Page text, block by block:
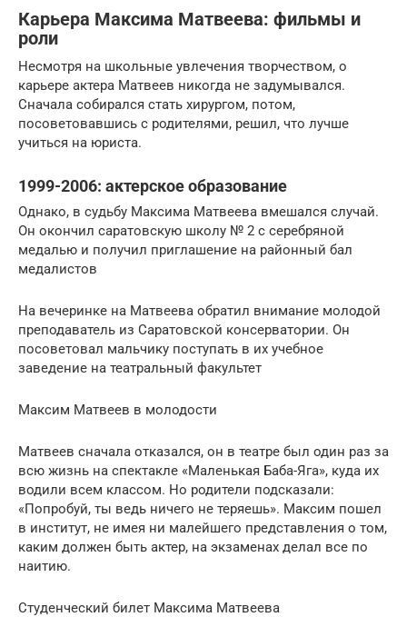
Карьера Максима Матвеева: фильмы и
роли
Несмотря на школьные увлечения творчеством, о
карьере актера Матвеев никогда не задумывался.
Сначала собирался стать хирургом, потом,
посоветовавшись с родителями, решил, что лучше
учиться на юриста.
1999-2006: актерское образование
Однако, в судьбу Максима Матвеева вмешался случай.
Он окончил саратовскую школу № 2 с серебряной
медалью и получил приглашение на районный бал
медалистов
На вечеринке на Матвеева обратил внимание молодой
преподаватель из Саратовской консерватории. Он
посоветовал мальчику поступать в их учебное
заведение на театральный факультет
Максим Матвеев в молодости
Матвеев сначала отказался, он в театре был один раз за
всю жизнь на спектакле «Маленькая Баба-Яга», куда их
водили всем классом. Но родители подсказали:
«Попробуй, ты ведь ничего не теряешь». Максим пошел
в институт, не имея ни малейшего представления о том,
каким должен быть актер, на экзаменах делал все по
наитию.
Студенческий билет Максима Матвеева